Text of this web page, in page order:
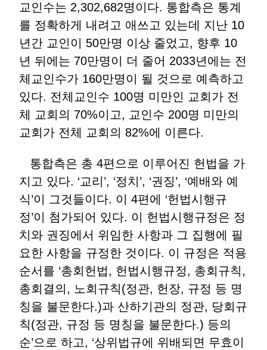
교인수는 2,302,682명이다. 통합측은 통계
를 정확하게 내려고 애쓰고 있는데 지난 10
년간 교인이 50만명 이상 줄었고, 향후 10
년 뒤에는 70만명이 더 줄어 2033년에는 전
체교인수가 160만명이 될 것으로 예측하고
있다. 전체교인수 100명 미만인 교회가 전
체 교회의 70%이고, 교인수 200명 미만의
교회가 전체 교회의 82%에 이른다.
통합측은 총 4편으로 이루어진 헌법을 가
지고 있다. ‘교리’, ‘정치’, ‘권징’, ‘예배와 예
식’이 그것들이다. 이 4편에 ‘헌법시행규
정’이 첨가되어 있다. 이 헌법시행규정은 정
치와 권징에서 위임한 사항과 그 집행에 필
요한 사항을 규정한 것이다. 이 규정은 적용
순서를 ‘총회헌법, 헌법시행규정, 총회규칙,
총회결의, 노회규칙(정관, 헌장, 규정 등 명
칭을 불문한다.)과 산하기관의 정관, 당회규
칙(정관, 규정 등 명칭을 불문한다.) 등의
순’으로 하고, ‘상위법규에 위배되면 무효이